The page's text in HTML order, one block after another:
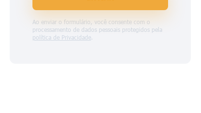
Ao enviar o formulário, você consente com o
processamento de dados pessoais protegidos pela
política de Privacidade.